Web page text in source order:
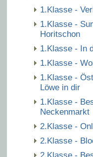
1.Klasse -
1.Klasse -
Horitschon
1.Klasse - In
1.Klasse -
1.Klasse -
Löwe in dir
1.Klasse -
Neckenmarkt
2.Klasse -
2.Klasse -